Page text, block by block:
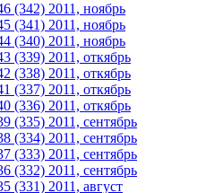
(342) 2011, ноябрь
(341) 2011, ноябрь
(340) 2011, ноябрь
(339) 2011, откябрь
(338) 2011, откябрь
(337) 2011, откябрь
(336) 2011, откябрь
(335) 2011, сентябрь
(334) 2011, сентябрь
(333) 2011, сентябрь
(332) 2011, сентябрь
(331) 2011, август